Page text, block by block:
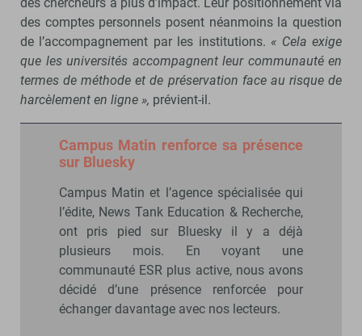
des comptes personnels posent néanmoins la question
de l’accompagnement par les institutions. « Cela exige
que les universités accompagnent leur communauté en
termes de méthode et de préservation face au risque de
harcèlement en ligne », prévient-il.
Campus Matin renforce sa présence
sur Bluesky
Campus Matin et l’agence spécialisée qui
l’édite, News Tank Education & Recherche,
ont pris pied sur Bluesky il y a déjà
plusieurs mois. En voyant une
communauté ESR plus active, nous avons
décidé d’une présence renforcée pour
échanger davantage avec nos lecteurs.